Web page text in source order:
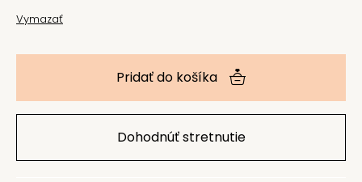
Vymazať
Pridať do košíka
Dohodnúť stretnutie